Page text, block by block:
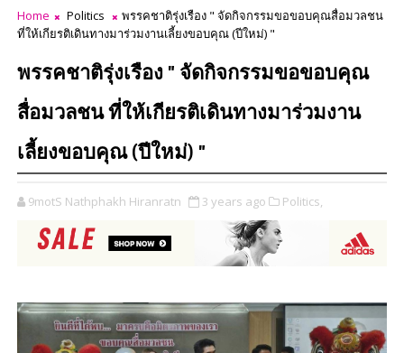
Home Politics
พรรคชาติรุ่งเรือง " จัดกิจกรรมขอขอบคุณสื่อมวลชน
ที่ให้เกียรติเดินทางมาร่วมงานเลี้ยงขอบคุณ (ปีใหม่) "
พรรคชาติรุ่งเรือง " จัดกิจกรรมขอขอบคุณ
สื่อมวลชน ที่ให้เกียรติเดินทางมาร่วมงาน
เลี้ยงขอบคุณ (ปีใหม่) "
9motS Nathphakh Hiranratn 3 years ago Politics,